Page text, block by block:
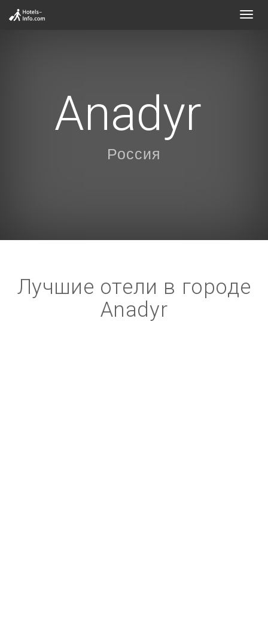
Anadyr
Россия
Лучшие отели в городе
Anadyr